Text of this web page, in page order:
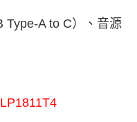
Type-A to C）、音源